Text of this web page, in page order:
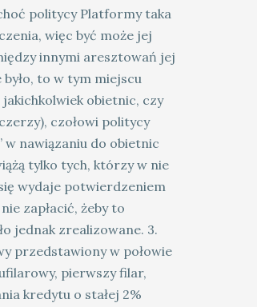
politycy Platformy taka
więc być może jej
innymi aresztowań jej
to w tym miejscu
obietnic, czy
czołowi politycy
w nawiązaniu do obietnic
tylko tych, którzy w nie
wydaje potwierdzeniem
zapłacić, żeby to
jednak zrealizowane. 3.
przedstawiony w połowie
pierwszy filar,
kredytu o stałej 2%